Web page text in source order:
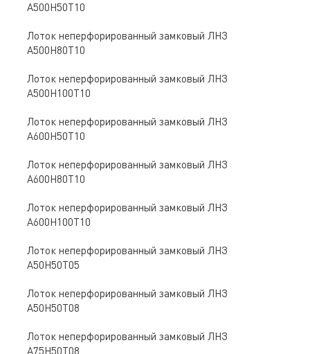
A500Н50Т10
Лоток неперфорированный замковый ЛНЗ
A500Н80Т10
Лоток неперфорированный замковый ЛНЗ
A500Н100Т10
Лоток неперфорированный замковый ЛНЗ
A600Н50Т10
Лоток неперфорированный замковый ЛНЗ
A600Н80Т10
Лоток неперфорированный замковый ЛНЗ
A600Н100Т10
Лоток неперфорированный замковый ЛНЗ
A50Н50Т05
Лоток неперфорированный замковый ЛНЗ
A50Н50Т08
Лоток неперфорированный замковый ЛНЗ
A75Н50Т08